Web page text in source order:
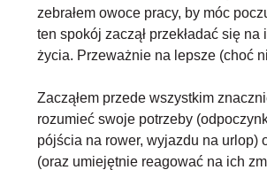
zebrałem owoce pracy, by móc
ten spokój zaczął przekładać się na
życia. Przeważnie na lepsze (choć
Zacząłem przede wszystkim
rozumieć swoje potrzeby
pójścia na rower, wyjazdu na urlop)
(oraz umiejętnie reagować na ich